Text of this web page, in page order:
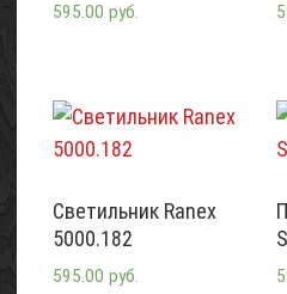
595.00 руб.
Светильник Ranex
5000.182
595.00 руб.